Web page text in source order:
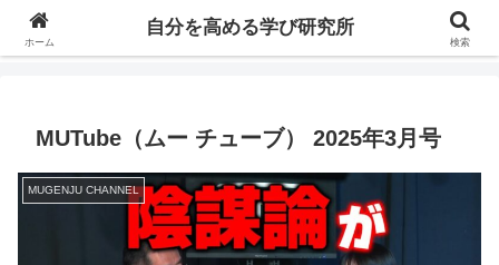
自分の価値を高めるための学びについて研究し、セミナーや情報（ブログ、動
MUTube（ムー チューブ） 2025年3月号
MUGENJU CHANNEL
ホーム
自分を高める学び研究所
検索